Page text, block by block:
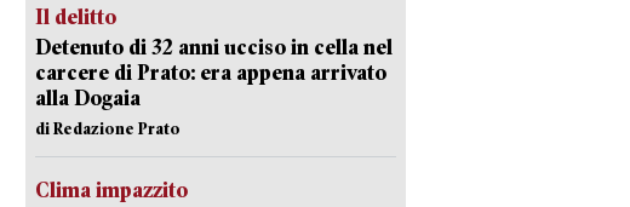
Il delitto
Detenuto di 32 anni ucciso in cella nel
carcere di Prato: era appena arrivato
alla Dogaia
di Redazione Prato
Clima impazzito